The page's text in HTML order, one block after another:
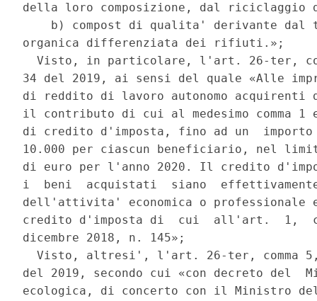
della loro composizione, dal
b) compost di qualita' derivante dal
organica differenziata dei rifiuti.»;
Visto, in particolare, l'art. 26-ter,
34 del 2019, ai sensi del quale «Alle
di reddito di lavoro autonomo acquirenti
il contributo di cui al medesimo comma
di credito d'imposta, fino ad un  importo
10.000 per ciascun beneficiario, nel
di euro per l'anno 2020. Il credito
i  beni  acquistati  siano
dell'attivita' economica o professionale
credito d'imposta di  cui  all'art.  1,
dicembre 2018, n. 145»;
Visto, altresi', l'art. 26-ter, comma
del 2019, secondo cui «con decreto del
ecologica, di concerto con il Ministro